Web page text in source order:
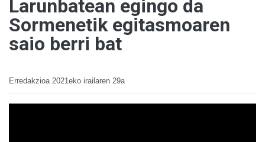
Larunbatean egingo da
Sormenetik egitasmoaren
saio berri bat
Erredakzioa 2021eko irailaren 29a